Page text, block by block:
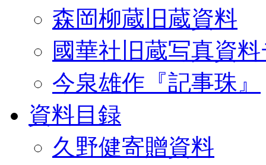
森岡柳蔵旧蔵資料
國華社旧蔵写真資
今泉雄作『記事珠』
資料目録
久野健寄贈資料